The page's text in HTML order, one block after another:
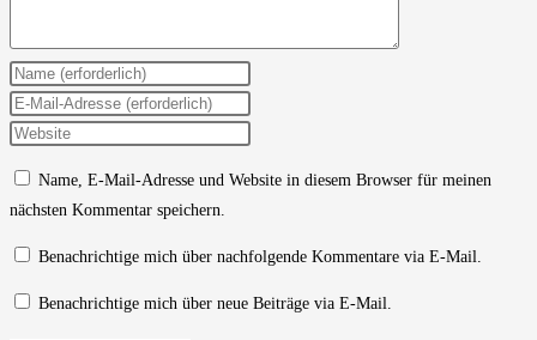
Gib
deinen
Namen
Benutzernamen
Kommentieren
Gib
deine
zum
ein
Gib
ein
Name, E-Mail-Adresse und Website in diesem Browser für meinen
nächsten Kommentar speichern.
Benachrichtige mich über nachfolgende Kommentare via E-Mail.
Benachrichtige mich über neue Beiträge via E-Mail.